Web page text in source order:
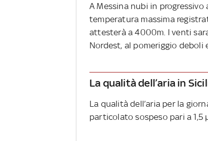
A Messina nubi in
temperatura massima
attesterà a 4000m. I venti
Nordest, al pomeriggio deboli
La qualità dell’aria in
La qualità dell’aria per la
particolato sospeso pari a 1,5